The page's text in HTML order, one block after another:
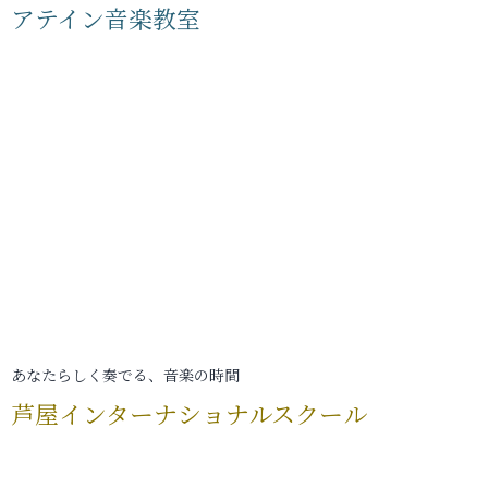
アテイン音楽教室
あなたらしく奏でる、音楽の時間
芦屋インターナショナルスクール